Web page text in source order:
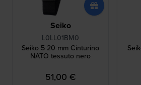
Seiko
L0LL01BM0
Seiko 5 20 mm Cinturino
NATO tessuto nero
51,00 €